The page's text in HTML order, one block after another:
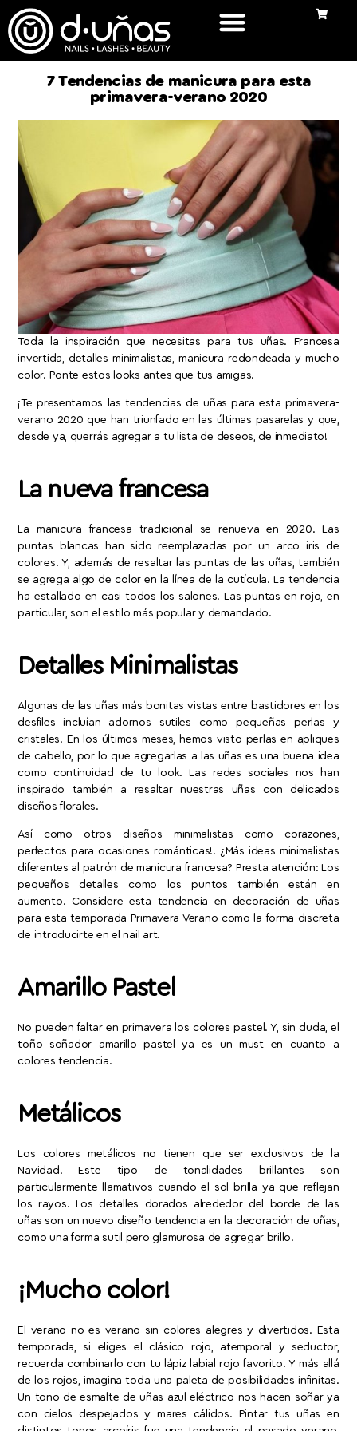
7 Tendencias de manicura para esta
primavera-verano 2020
Toda la inspiración que necesitas para tus uñas. Francesa
invertida, detalles minimalistas, manicura redondeada y mucho
color. Ponte estos looks antes que tus amigas.
¡Te presentamos las tendencias de uñas para esta primavera-
verano 2020 que han triunfado en las últimas pasarelas y que,
desde ya, querrás agregar a tu lista de deseos, de inmediato!
La nueva francesa
La manicura francesa tradicional se renueva en 2020. Las
puntas blancas han sido reemplazadas por un arco iris de
colores. Y, además de resaltar las puntas de las uñas, también
se agrega algo de color en la línea de la cutícula. La tendencia
ha estallado en casi todos los salones. Las puntas en rojo, en
particular, son el estilo más popular y demandado.
Detalles Minimalistas
Algunas de las uñas más bonitas vistas entre bastidores en los
desfiles incluían adornos sutiles como pequeñas perlas y
cristales. En los últimos meses, hemos visto perlas en apliques
de cabello, por lo que agregarlas a las uñas es una buena idea
como continuidad de tu look. Las redes sociales nos han
inspirado también a resaltar nuestras uñas con delicados
diseños florales.
Así como otros diseños minimalistas como corazones,
perfectos para ocasiones románticas!. ¿Más ideas minimalistas
diferentes al patrón de manicura francesa? Presta atención: Los
pequeños detalles como los puntos también están en
aumento. Considere esta tendencia en decoración de uñas
para esta temporada Primavera-Verano como la forma discreta
de introducirte en el nail art.
Amarillo Pastel
No pueden faltar en primavera los colores pastel. Y, sin duda, el
toño soñador amarillo pastel ya es un must en cuanto a
colores tendencia.
Metálicos
Los colores metálicos no tienen que ser exclusivos de la
Navidad. Este tipo de tonalidades brillantes son
particularmente llamativos cuando el sol brilla ya que reflejan
los rayos. Los detalles dorados alrededor del borde de las
uñas son un nuevo diseño tendencia en la decoración de uñas,
como una forma sutil pero glamurosa de agregar brillo.
¡Mucho color!
El verano no es verano sin colores alegres y divertidos. Esta
temporada, si eliges el clásico rojo, atemporal y seductor,
recuerda combinarlo con tu lápiz labial rojo favorito. Y más allá
de los rojos, imagina toda una paleta de posibilidades infinitas.
Un tono de esmalte de uñas azul eléctrico nos hacen soñar ya
con cielos despejados y mares cálidos. Pintar tus uñas en